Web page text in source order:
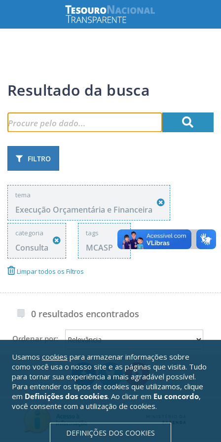
Resultado da busca
FILTRO
tema
Execução Orçamentária e Financeira
categoria
Consulta
tags
MCASP
Limpar todos os Filtros
0 resultados encontrados
Ordenar por:
Usamos cookies para armazenar informações sobre
como você usa o nosso site e as páginas que visita. Tudo
para tornar sua experiência a mais agradável possível.
Para entender os tipos de cookies que utilizamos, clique
em Definições dos cookies. Ao clicar em Eu concordo,
você consente com a utilização de cookies.
DEFINIÇÕES DOS COOKIES